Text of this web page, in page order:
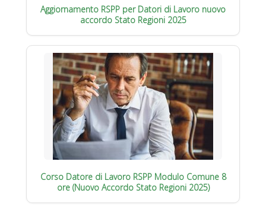
Aggiornamento RSPP per Datori di Lavoro nuovo
accordo Stato Regioni 2025
Corso Datore di Lavoro RSPP Modulo Comune 8
ore (Nuovo Accordo Stato Regioni 2025)